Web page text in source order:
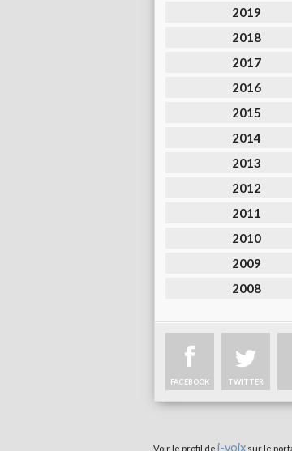
2019
2018
2017
2016
2015
2014
2013
2012
2011
2010
2009
2008
FACEBOOK TWITTER
Voir le profil de i-voixsur le